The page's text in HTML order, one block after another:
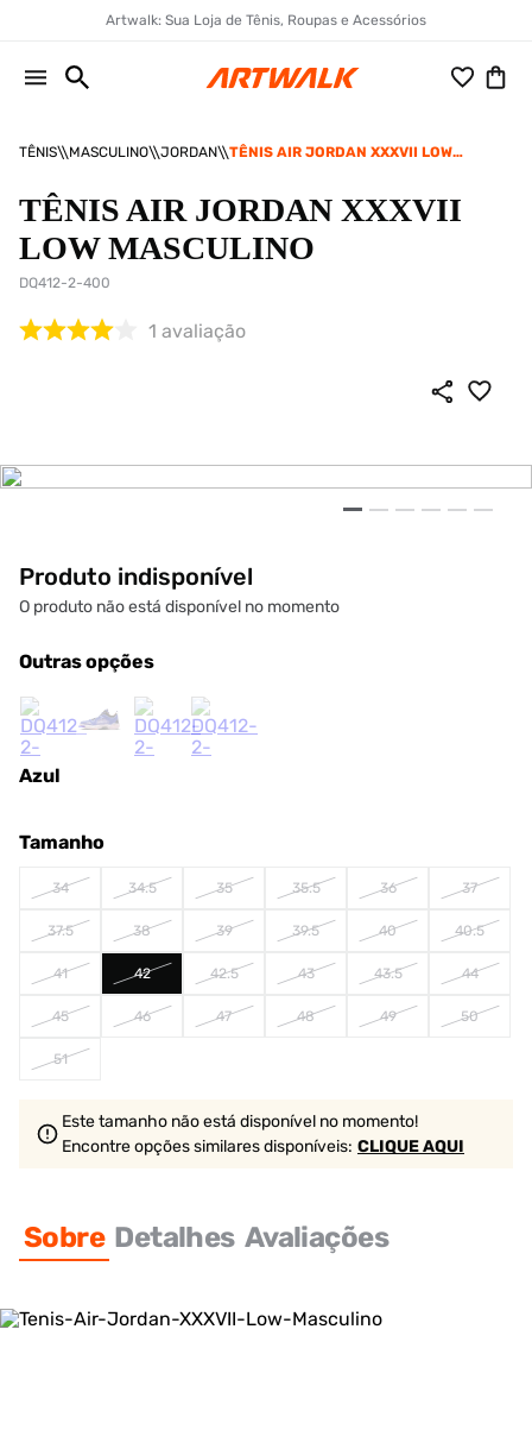
Artwalk: Sua Loja de Tênis, Roupas e Acessórios
TÊNIS MASCULINO JORDAN
TÊNIS AIR JORDAN XXXVII LOW
TÊNIS AIR JORDAN XXXVII
LOW MASCULINO
DQ412-2-400
1 avaliação
Produto indisponível
O produto não está disponível no momento
Outras opções
Azul
Tamanho
34 34.5 35 35.5 36 37
37.5 38 39 39.5 40 40.5
41 42 42.5 43 43.5 44
45 46 47 48 49 50
51
Este tamanho não está disponível no momento!
Encontre opções similaresdisponíveis: CLIQUE AQUI
Sobre Detalhes Avaliações